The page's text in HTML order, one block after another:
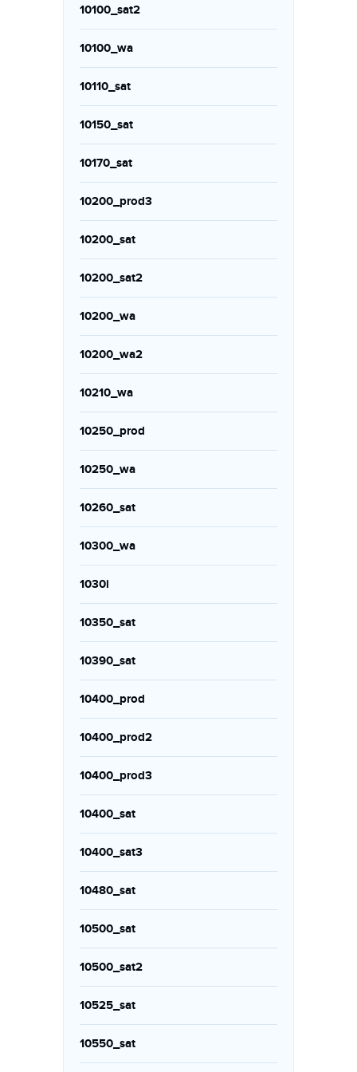
10100_sat2
10100_wa
10110_sat
10150_sat
10170_sat
10200_prod3
10200_sat
10200_sat2
10200_wa
10200_wa2
10210_wa
10250_prod
10250_wa
10260_sat
10300_wa
1030i
10350_sat
10390_sat
10400_prod
10400_prod2
10400_prod3
10400_sat
10400_sat3
10480_sat
10500_sat
10500_sat2
10525_sat
10550_sat